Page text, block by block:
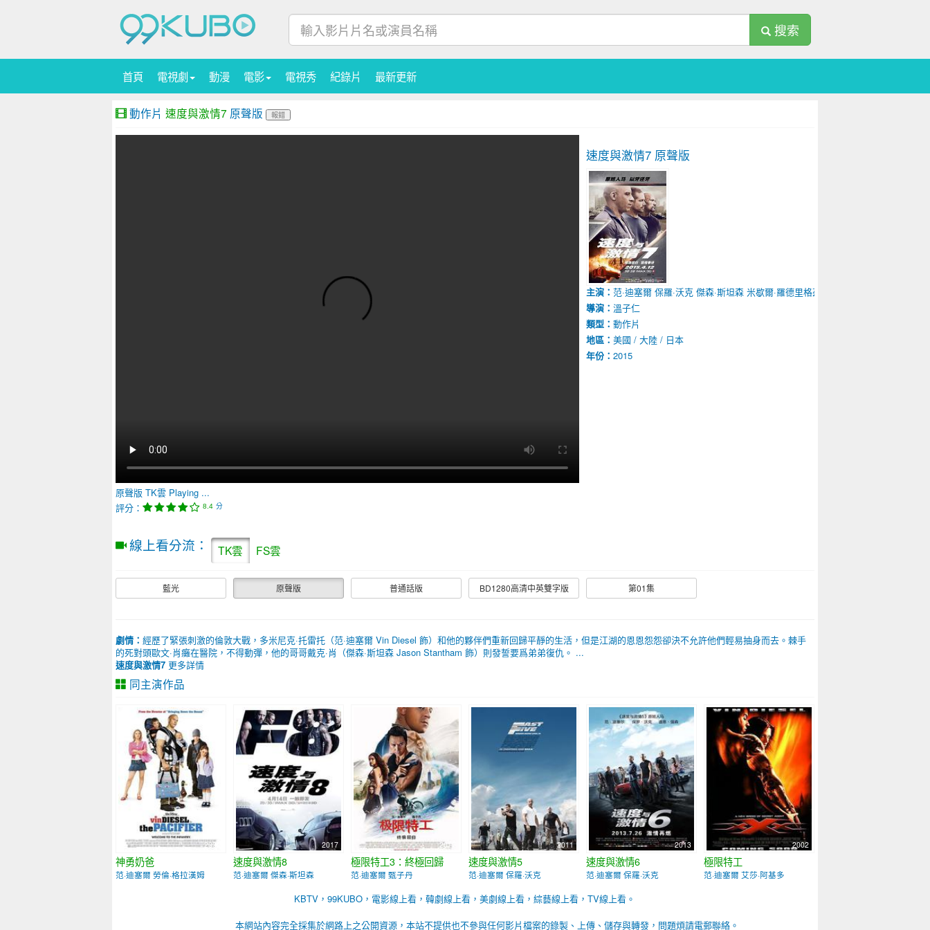
搜索
首頁 電視劇 動漫 電影 電視秀 紀錄片 最新更新
動作片 速度與激情7 原聲版 報錯
原聲版 TK雲 Playing ...
評分：
8.4 分
速度與激情7 原聲版
主演： 范·迪塞爾 保羅·沃克 傑森·斯坦森 米歇爾·羅德里格茲
導演： 溫子仁
類型： 動作片
地區： 美國 / 大陸 / 日本
年份： 2015
線上看分流： TK雲 FS雲
藍光 原聲版 普通話版 BD1280高清中英雙字版 第01集
劇情： 經歷了緊張刺激的倫敦大戰，多米尼克·托雷托（范·迪塞爾 Vin Diesel 飾）和他的夥伴們重新回歸平靜的生活，但是江湖的恩恩怨怨卻決不允許他們輕易抽身而去。棘手
的死對頭歐文·肖癱在醫院，不得動彈，他的哥哥戴克·肖（傑森·斯坦森 Jason Stantham 飾）則發誓要爲弟弟復仇。 ...
速度與激情7 更多詳情
同主演作品
2005
神勇奶爸
范·迪塞爾 勞倫·格拉漢姆
2017
速度與激情8
范·迪塞爾 傑森·斯坦森
2017
極限特工3：終極回歸
范·迪塞爾 甄子丹
2011
速度與激情5
范·迪塞爾 保羅·沃克
2013
速度與激情6
范·迪塞爾 保羅·沃克
2002
極限特工
范·迪塞爾 艾莎·阿基多
KBTV，99KUBO，電影線上看，韓劇線上看，美劇線上看，綜藝線上看，TV線上看。
本網站內容完全採集於網路上之公開資源，本站不提供也不參與任何影片檔案的錄製、上傳、儲存與轉發，問題煩請電郵聯絡。